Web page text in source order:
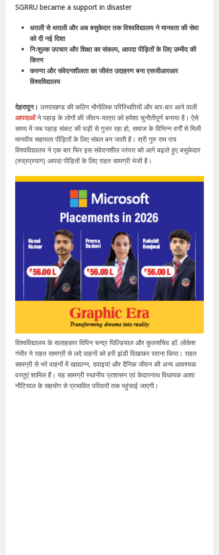
SGRRU became a support in disaster
धराली से थराली और अब बसुकेदार तक विश्वविद्यालय ने मानवता की सेवा
को दी नई दिशा
निःशुल्क उपचार और शिक्षा का संकल्प, आपदा पीड़ितों के लिए उम्मीद की
किरण
करुणा और संवेदनशीलता का जीवंत उदाहरण बना एसजीआरआर
विश्वविद्यालय
देहरादून।उत्तराखण्ड की कठिन भौगोलिक परिस्थितियों और बार-बार आने वाली
आपदाओंने पहाड़ के लोगों की जीवन-यात्रा को हमेशा चुनौतीपूर्ण बनाया है। ऐसे
समय में जब पहाड़ संकट की घड़ी से गुजर रहा हो, समाज के विभिन्न वर्गों से मिली
मानवीय सहायता पीड़ितों के लिए संबल बन जाती है। श्री गुरु राम राय
विश्वविद्यालय ने एक बार फिर इस संवेदनशील परंपरा को आगे बढ़ाते हुए बसुकेदार
(रुद्रप्रयाग) आपदा पीड़ितों के लिए राहत सामग्री भेजी है।
विश्वविद्यालय के सलाहकार विपिन चन्द्र घिल्डियाल और कुलसचिव डॉ. लोकेश
गंभीर ने राहत सामग्री से लदे वाहनों को हरी झंडी दिखाकर रवाना किया। राहत
सामग्री से भरे वाहनों में खाद्यान्न, दवाइयां और दैनिक जीवन की अन्य आवश्यक
वस्तुएं शामिल हैं। यह सामग्री स्थानीय प्रशासन एवं केदारनाथ विधायक आशा
नौटियाल के सहयोग से प्रभावित परिवारों तक पहुंचाई जाएगी।